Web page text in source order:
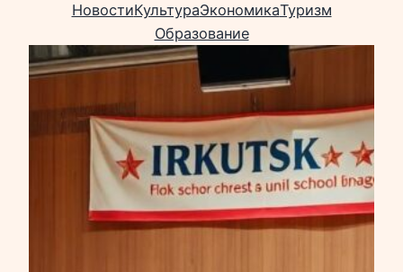
НовостиКультураЭкономикаТуризм
Образование